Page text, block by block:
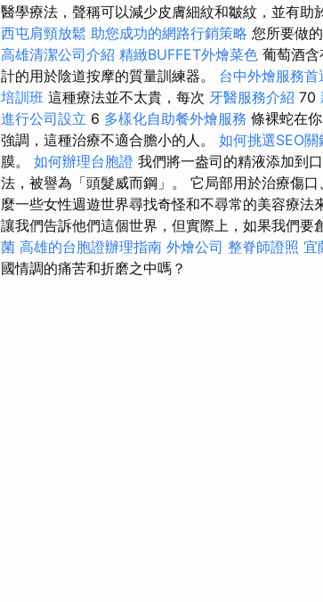
醫學療法，聲稱可以減少皮膚細紋和皺紋，並有助
西屯肩頸放鬆 助您成功的網路行銷策略 您所要做
高雄清潔公司介紹 精緻BUFFET外燴菜色 葡萄酒
計的用於陰道按摩的質量訓練器。 台中外燴服務首
培訓班 這種療法並不太貴，每次 牙醫服務介紹 70
進行公司設立 6 多樣化自助餐外燴服務 條裸蛇在
強調，這種治療不適合膽小的人。 如何挑選SEO關
膜。 如何辦理台胞證 我們將一盎司的精液添加到
法，被譽為「頭髮威而鋼」。 它局部用於治療傷口
麼一些女性週遊世界尋找奇怪和不尋常的美容療法
讓我們告訴他們這個世界，但實際上，如果我們要
菌 高雄的台胞證辦理指南 外燴公司 整脊師證照 宜
國情調的痛苦和折磨之中嗎？